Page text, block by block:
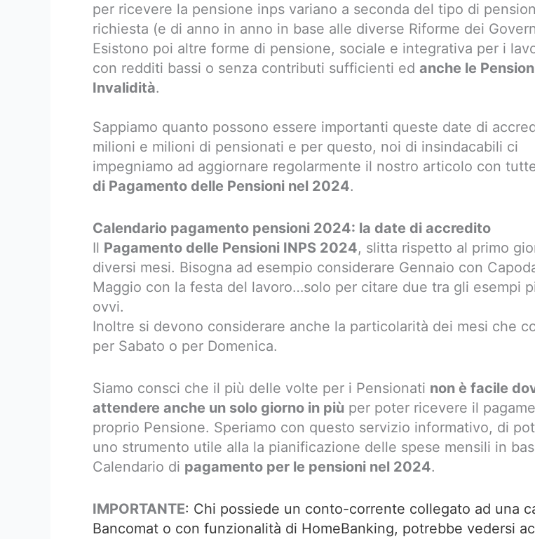
per ricevere la pensione inps variano a seconda del tipo di
richiesta (e di anno in anno in base alle diverse Riforme dei
Esistono poi altre forme di pensione, sociale e integrativa per i
con redditi bassi o senza contributi sufficienti ed anche le
Invalidità.
Sappiamo quanto possono essere importanti queste date di
milioni e milioni di pensionati e per questo, noi di insindacabili ci
impegniamo ad aggiornare regolarmente il nostro articolo con
di Pagamento delle Pensioni nel 2024.
Calendario pagamento pensioni 2024: la date di accredito
Il Pagamento delle Pensioni INPS 2024, slitta rispetto al primo
diversi mesi. Bisogna ad esempio considerare Gennaio con
Maggio con la festa del lavoro…solo per citare due tra gli esempi
ovvi.
Inoltre si devono considerare anche la particolarità dei mesi che
per Sabato o per Domenica.
Siamo consci che il più delle volte per i Pensionati non è facile
attendere anche un solo giorno in più per poter ricevere il
proprio Pensione. Speriamo con questo servizio informativo, di
uno strumento utile alla la pianificazione delle spese mensili in
Calendario di pagamento per le pensioni nel 2024.
IMPORTANTE: Chi possiede un conto-corrente collegato ad una
Bancomat o con funzionalità di HomeBanking, potrebbe vedersi